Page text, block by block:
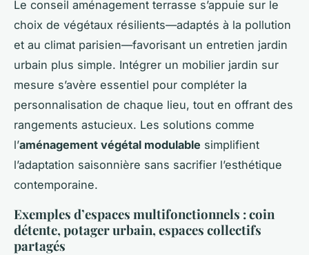
Le conseil aménagement terrasse s’appuie sur le
choix de végétaux résilients—adaptés à la pollution
et au climat parisien—favorisant un entretien jardin
urbain plus simple. Intégrer un mobilier jardin sur
mesure s’avère essentiel pour compléter la
personnalisation de chaque lieu, tout en offrant des
rangements astucieux. Les solutions comme
l’aménagement végétal modulable simplifient
l’adaptation saisonnière sans sacrifier l’esthétique
contemporaine.
Exemples d’espaces multifonctionnels : coin
détente, potager urbain, espaces collectifs
partagés